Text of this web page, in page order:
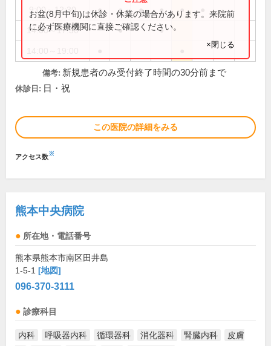
9:00～12:30 ● ● ● ● ●
14:00～17:30 ● ●
お盆(8月中旬)は休診・休業の場合があります。来院前
に必ず医療機関に直接ご確認ください。
×閉じる
備考: 新規患者のみ受付終了時間の30分前まで
休診日: 日・祝
この医院の詳細をみる
アクセス数※
熊本中央病院
所在地・電話番号
熊本県熊本市南区田井島
1-5-1 [地図]
096-370-3111
診療科目
内科 呼吸器内科 循環器科 消化器科 腎臓内科
皮膚